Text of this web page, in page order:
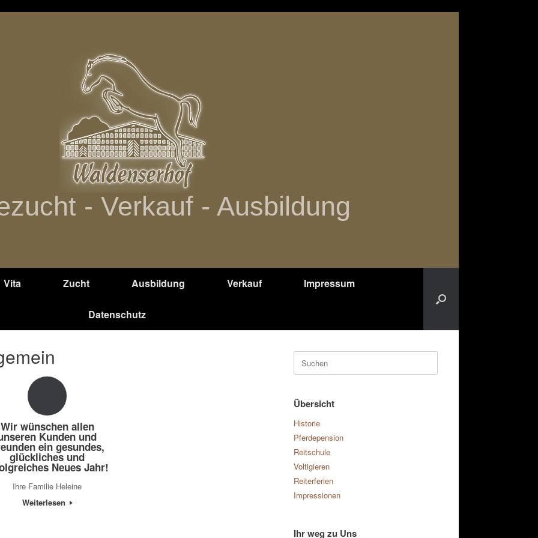
- Verkauf - Ausbildung
Vita Zucht Ausbildung Verkauf Impressum
Datenschutz
Wir wünschen allen
Kunden und
ein gesundes,
glückliches und
Neues Jahr!
Ihre Familie Heleine
Weiterlesen
Suchen
nach:
Übersicht
Historie
Pferdepension
Reitschule
Voltigieren
Reiterferien
Impressionen
Ihr weg zu Uns